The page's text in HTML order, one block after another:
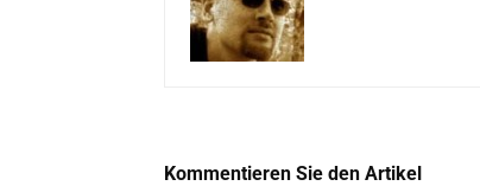
Kommentieren Sie den Artikel